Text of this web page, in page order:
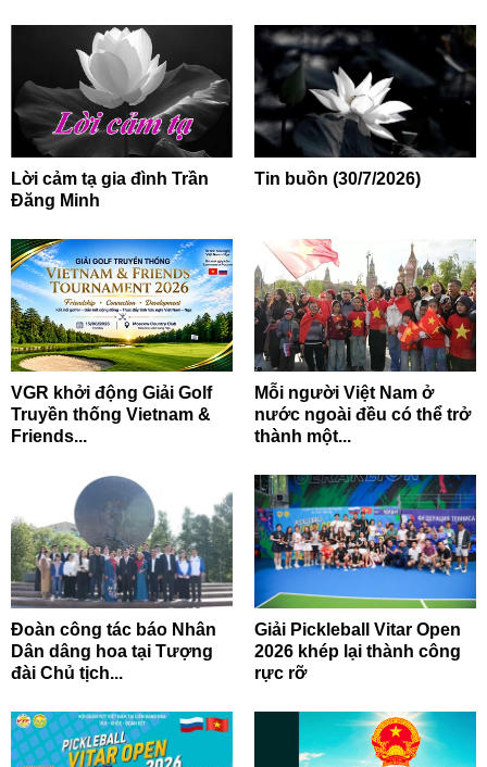
Lời cảm tạ gia đình Trần
Đăng Minh
Tin buồn (30/7/2026)
VGR khởi động Giải Golf
Truyền thống Vietnam &
Friends...
Mỗi người Việt Nam ở
nước ngoài đều có thể trở
thành một...
Đoàn công tác báo Nhân
Dân dâng hoa tại Tượng
đài Chủ tịch...
Giải Pickleball Vitar Open
2026 khép lại thành công
rực rỡ